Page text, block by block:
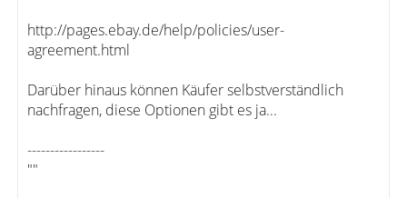
http://pages.ebay.de/help/policies/user-
agreement.html
Darüber hinaus können Käufer selbstverständlich
nachfragen, diese Optionen gibt es ja...
-----------------
""